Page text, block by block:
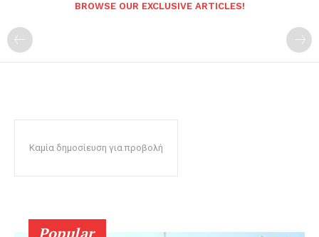
BROWSE OUR EXCLUSIVE ARTICLES!
Καμία δημοσίευση για προβολή
Popular